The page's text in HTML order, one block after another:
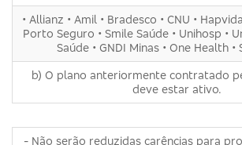
• Allianz • Amil • Bradesco • CNU •
Porto Seguro • Smile Saúde • Unihosp •
Saúde • GNDI Minas • One Health •
b) O plano anteriormente contratado
deve estar ativo.
- Não serão reduzidas carências para